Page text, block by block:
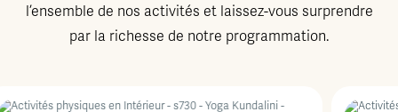
l’ensemble de nos activités et laissez-vous surprendre
par la richesse de notre programmation.